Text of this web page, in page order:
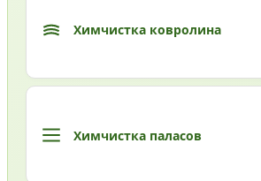
Химчистка ковролина
Химчистка паласов